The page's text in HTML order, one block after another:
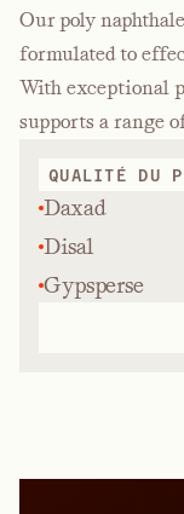
Our poly
formulated to
With exceptional
supports a range
QUALITÉ DU
Daxad
Disal
Gypsperse